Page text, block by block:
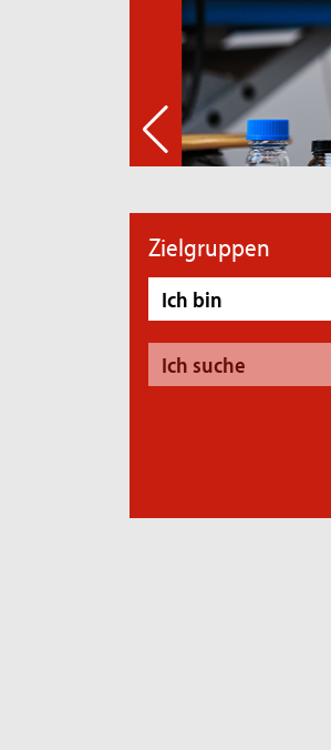
Zielgruppen